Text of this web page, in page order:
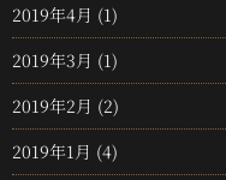
2019年4月 (1)
2019年3月 (1)
2019年2月 (2)
2019年1月 (4)